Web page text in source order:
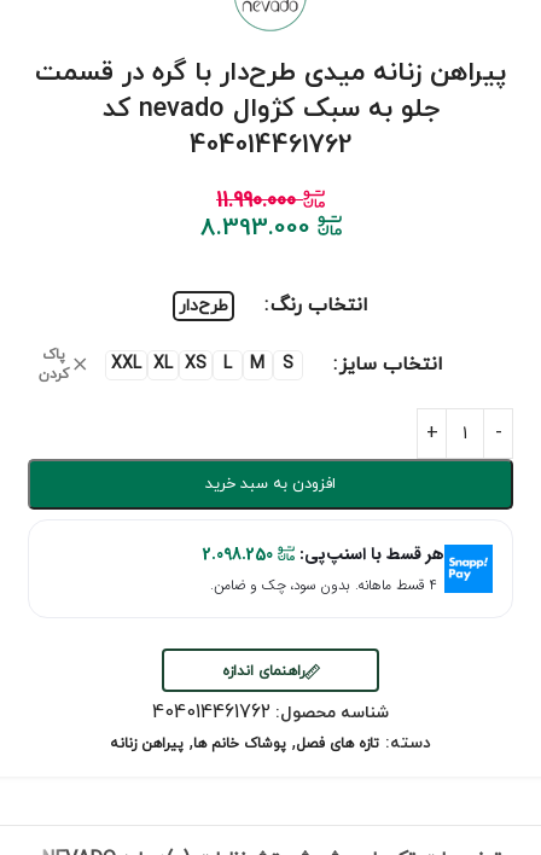
پیراهن زنانه میدی طرح‌دار با گره در قسمت
جلو به سبک کژوال nevado کد
404014461762
11.990.000
8.393.000
انتخاب رنگ طرح‌دار
انتخاب سایز S
M
L
XS
XL
XXL
پاک
کردن
افزودن به سبد خرید
هر قسط با اسنپ‌پی: 2.098.250
۴ قسط ماهانه. بدون سود، چک و ضامن.
راهنمای اندازه
شناسه محصول: 404014461762
دسته: تازه های فصل, پوشاک خانم ها, پیراهن زنانه